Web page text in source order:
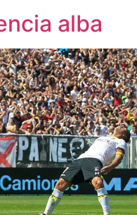
alba